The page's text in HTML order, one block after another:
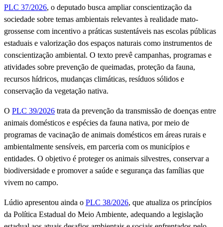
PLC 37/2026, o deputado busca ampliar conscientização da
sociedade sobre temas ambientais relevantes à realidade mato-
grossense com incentivo a práticas sustentáveis nas escolas públicas
estaduais e valorização dos espaços naturais como instrumentos de
conscientização ambiental. O texto prevê campanhas, programas e
atividades sobre prevenção de queimadas, proteção da fauna,
recursos hídricos, mudanças climáticas, resíduos sólidos e
conservação da vegetação nativa.
O PLC 39/2026 trata da prevenção da transmissão de doenças entre
animais domésticos e espécies da fauna nativa, por meio de
programas de vacinação de animais domésticos em áreas rurais e
ambientalmente sensíveis, em parceria com os municípios e
entidades. O objetivo é proteger os animais silvestres, conservar a
biodiversidade e promover a saúde e segurança das famílias que
vivem no campo.
Lúdio apresentou ainda o PLC 38/2026, que atualiza os princípios
da Política Estadual do Meio Ambiente, adequando a legislação